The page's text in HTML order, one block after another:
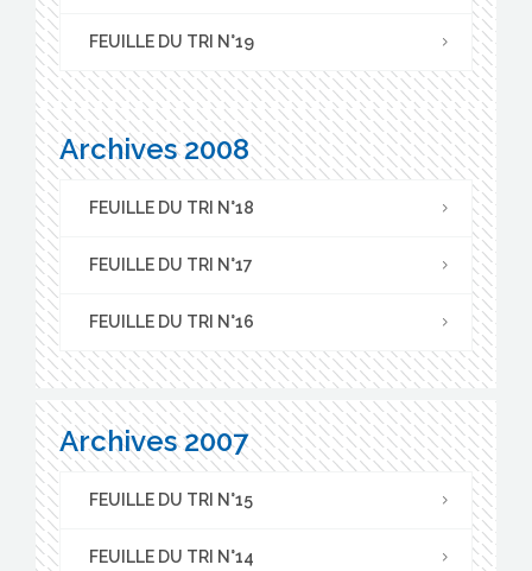
FEUILLE DU TRI N°19
Archives 2008
FEUILLE DU TRI N°18
FEUILLE DU TRI N°17
FEUILLE DU TRI N°16
Archives 2007
FEUILLE DU TRI N°15
FEUILLE DU TRI N°14